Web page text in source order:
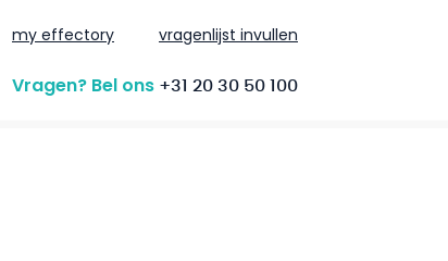
my effectory vragenlijst invullen
Vragen? Bel ons +31 20 30 50 100